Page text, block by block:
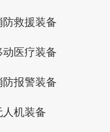
防救援装备
动医疗装备
防报警装备
人机装备